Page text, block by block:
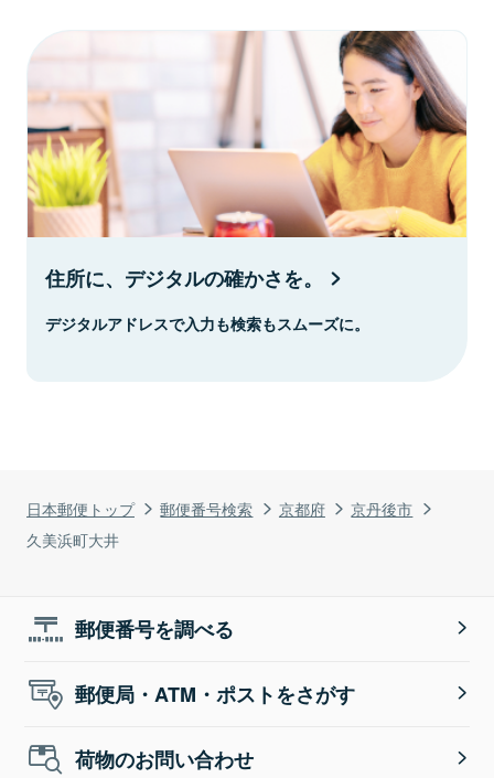
日本郵便トップ 郵便番号検索 京都府
京丹後市
久美浜町大井
住所に、デジタルの確かさを。
デジタルアドレスで入力も検索もスムーズに。
郵便番号を調べる
郵便局・ATM・ポストをさがす
荷物のお問い合わせ